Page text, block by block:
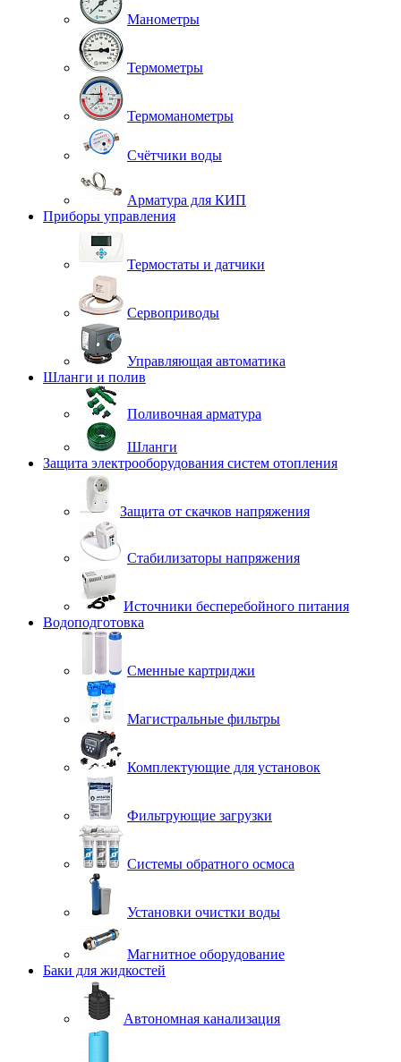
Манометры
Термометры
Термоманометры
Счётчики воды
Арматура для КИП
Приборы управления
Термостаты и датчики
Сервоприводы
Управляющая автоматика
Шланги и полив
Поливочная арматура
Шланги
Защита электрооборудования систем отопления
Защита от скачков напряжения
Стабилизаторы напряжения
Источники бесперебойного питания
Водоподготовка
Сменные картриджи
Магистральные фильтры
Комплектующие для установок
Фильтрующие загрузки
Системы обратного осмоса
Установки очистки воды
Магнитное оборудование
Баки для жидкостей
Автономная канализация